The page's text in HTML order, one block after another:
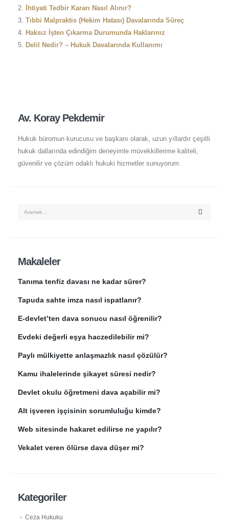
İhtiyati Tedbir Kararı Nasıl Alınır?
Tıbbi Malpraktis (Hekim Hatası) Davalarında Süreç
Haksız İşten Çıkarma Durumunda Haklarınız
Delil Nedir? – Hukuk Davalarında Kullanımı
Av. Koray Pekdemir
Hukuk büromun kurucusu ve başkanı olarak, uzun yıllardır çeşitli
hukuk dallarında edindiğim deneyimle müvekkillerime kaliteli,
güvenilir ve çözüm odaklı hukuki hizmetler sunuyorum.
Makaleler
Tanıma tenfiz davası ne kadar sürer?
Tapuda sahte imza nasıl ispatlanır?
E-devlet’ten dava sonucu nasıl öğrenilir?
Evdeki değerli eşya haczedilebilir mi?
Paylı mülkiyette anlaşmazlık nasıl çözülür?
Kamu ihalelerinde şikayet süresi nedir?
Devlet okulu öğretmeni dava açabilir mi?
Alt işveren işçisinin sorumluluğu kimde?
Web sitesinde hakaret edilirse ne yapılır?
Vekalet veren ölürse dava düşer mi?
Kategoriler
Ceza Hukuku